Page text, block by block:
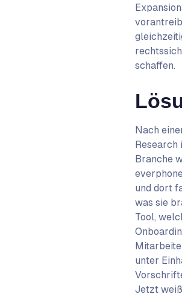
schaffen.
Nach
Research
Branche
und dort
was sie
Tool,
unter
Jetzt